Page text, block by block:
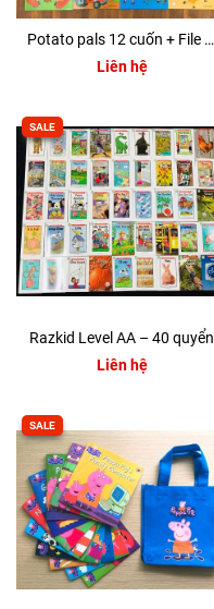
Potato pals 12 cuốn + File MP3
Liên hệ
SALE
Razkid Level AA – 40 quyển
Liên hệ
SALE